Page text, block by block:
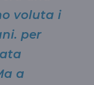
voluta i
per
a